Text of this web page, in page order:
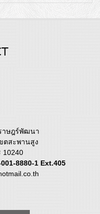
าษฎร์พัฒนา
ตสะพานสูง
10240
8880-1 Ext.405